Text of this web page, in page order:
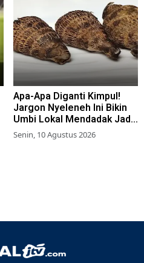
Apa-Apa Diganti Kimpul!
Jargon Nyeleneh Ini Bikin
Umbi Lokal Mendadak Jadi
Bintang Medsos
Senin, 10 Agustus 2026